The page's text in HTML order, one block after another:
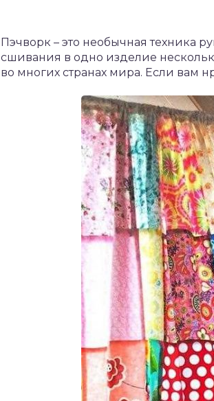
Пэчворк – это необычная техника
сшивания в одно изделие
во многих странах мира. Если вам